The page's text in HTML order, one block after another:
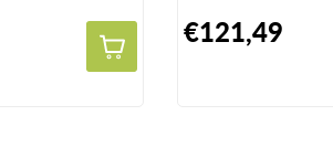
€121,49